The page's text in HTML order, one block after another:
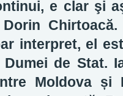
e clar şi
interpret, el
de Stat.
Moldova și